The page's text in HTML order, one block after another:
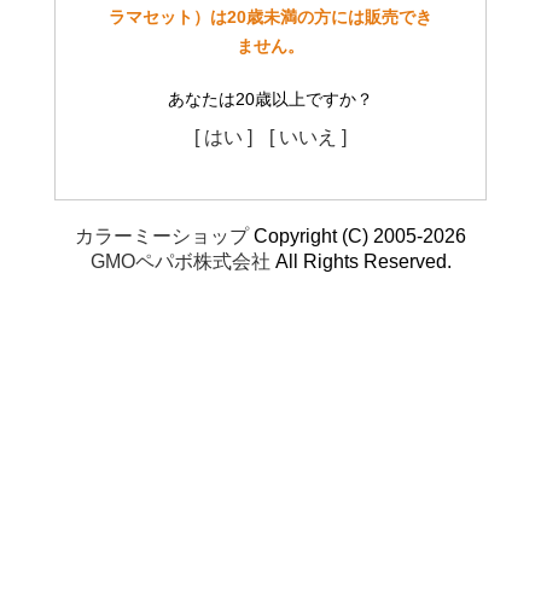
ラマセット）は20歳未満の方には販売でき
ません。
あなたは20歳以上ですか？
[ はい ] [ いいえ ]
カラーミーショップCopyright (C) 2005-2026
GMOペパボ株式会社 All Rights Reserved.